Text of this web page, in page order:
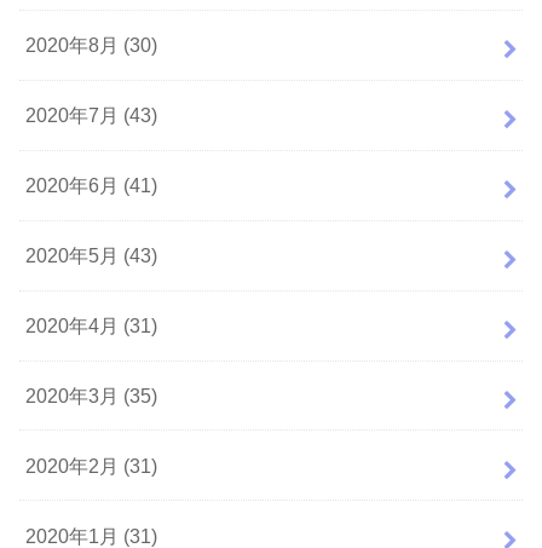
2020年8月 (30)
2020年7月 (43)
2020年6月 (41)
2020年5月 (43)
2020年4月 (31)
2020年3月 (35)
2020年2月 (31)
2020年1月 (31)